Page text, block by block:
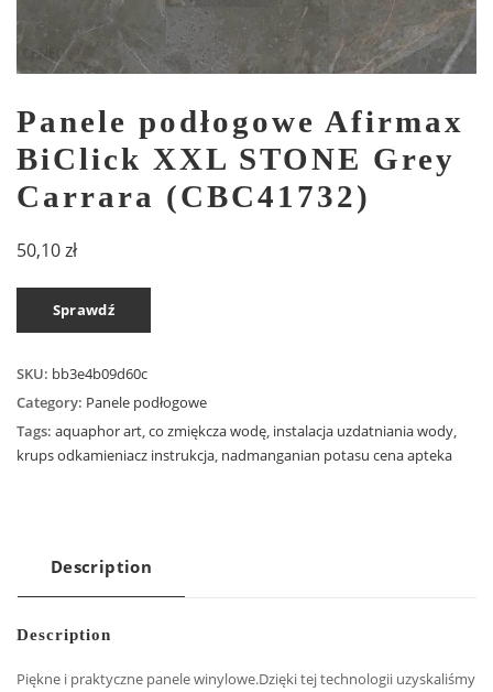
Panele podłogowe Afirmax
BiClick XXL STONE Grey
Carrara (CBC41732)
50,10zł
Sprawdź
SKU: bb3e4b09d60c
Category: Panele podłogowe
Tags: aquaphor art,co zmiękcza wodę, instalacja uzdatniania wody,
krups odkamieniacz instrukcja, nadmanganian potasu cena apteka
Description
Description
Piękne i praktyczne panele winylowe.Dzięki tej technologii uzyskaliśmy